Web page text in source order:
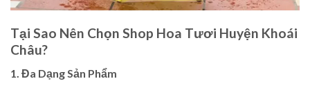
Tại Sao Nên Chọn Shop Hoa Tươi Huyện Khoái
Châu?
1. Đa Dạng Sản Phẩm